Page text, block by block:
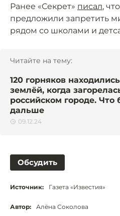
Ранее «Секрет» писал,
предложили запретить
рядом со школами и
Читайте на тему:
120 горняков
землёй, когда
российском городе. Что
дальше
09.12.24
Обсудить
Источник: Газета «Известия»
Автор: Алёна Соколова